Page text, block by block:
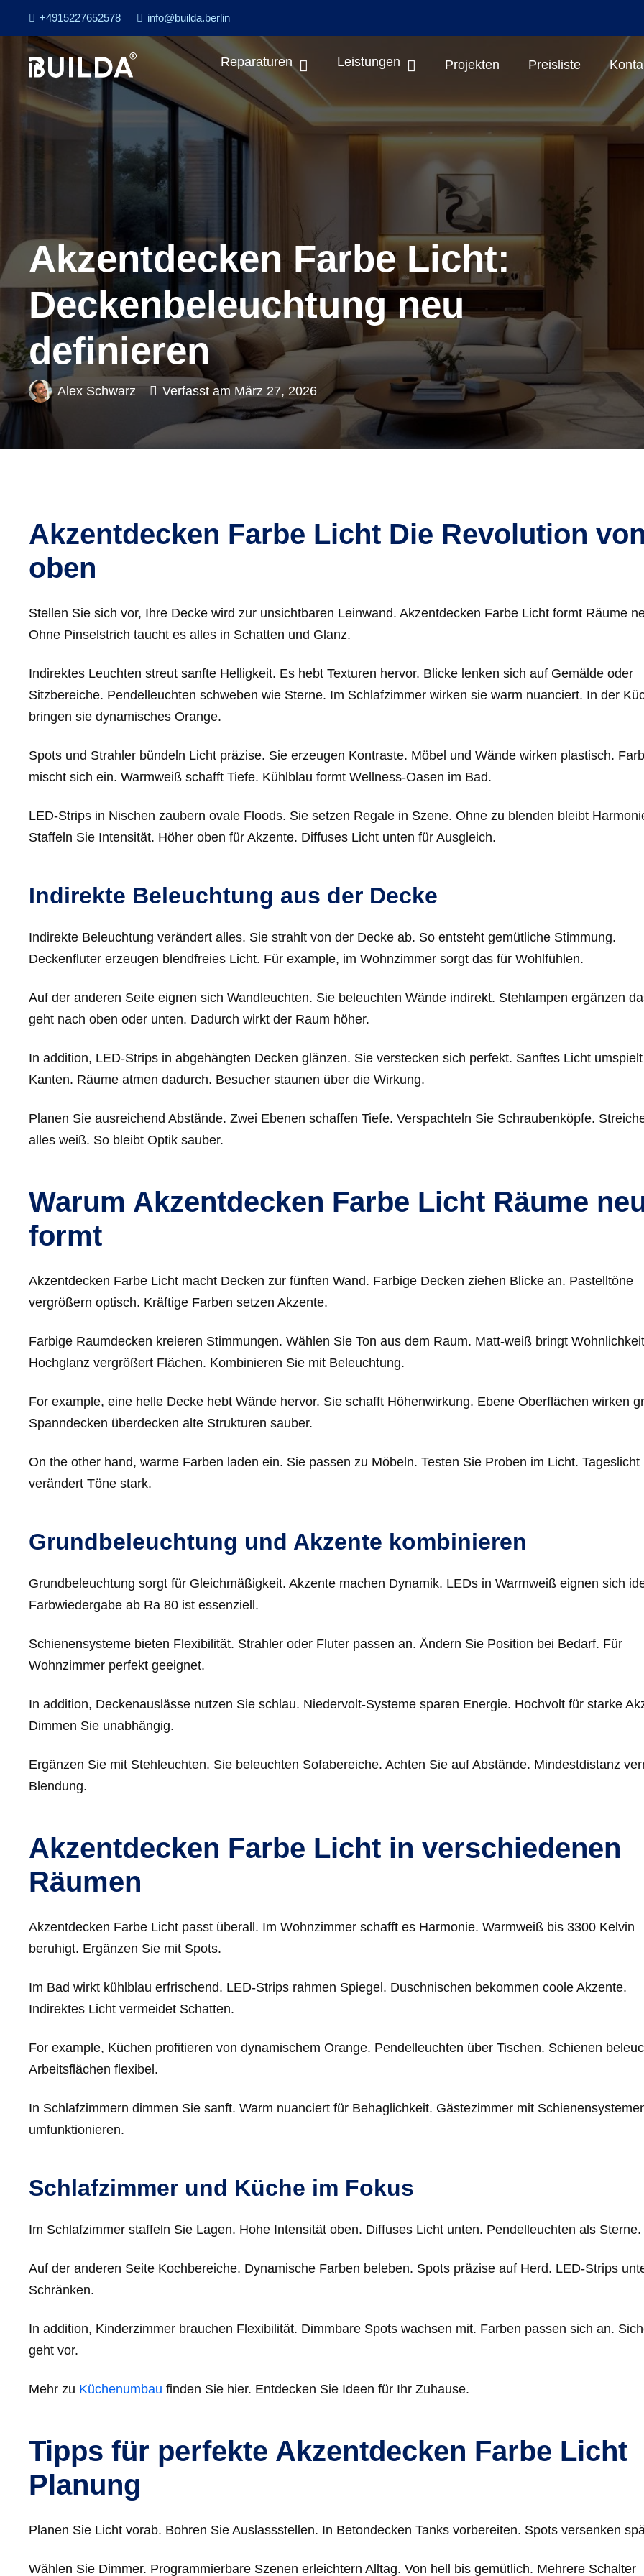
+4915227652578 info@builda.berlin
Reparaturen Leistungen Projekten Preisliste
Akzentdecken Farbe Licht:
Deckenbeleuchtung neu
definieren
Alex Schwarz Verfasst am März 27, 2026
Akzentdecken Farbe Licht Die Revolution von
oben
Stellen Sie sich vor, Ihre Decke wird zur unsichtbaren Leinwand. Akzentdecken Farbe Licht formt Räume
Ohne Pinselstrich taucht es alles in Schatten und Glanz.
Indirektes Leuchten streut sanfte Helligkeit. Es hebt Texturen hervor. Blicke lenken sich auf Gemälde oder
Sitzbereiche. Pendelleuchten schweben wie Sterne. Im Schlafzimmer wirken sie warm nuanciert. In der
bringen sie dynamisches Orange.
Spots und Strahler bündeln Licht präzise. Sie erzeugen Kontraste. Möbel und Wände wirken plastisch.
mischt sich ein. Warmweiß schafft Tiefe. Kühlblau formt Wellness-Oasen im Bad.
LED-Strips in Nischen zaubern ovale Floods. Sie setzen Regale in Szene. Ohne zu blenden bleibt
Staffeln Sie Intensität. Höher oben für Akzente. Diffuses Licht unten für Ausgleich.
Indirekte Beleuchtung aus der Decke
Indirekte Beleuchtung verändert alles. Sie strahlt von der Decke ab. So entsteht gemütliche Stimmung.
Deckenfluter erzeugen blendfreies Licht. Für example, im Wohnzimmer sorgt das für Wohlfühlen.
Auf der anderen Seite eignen sich Wandleuchten. Sie beleuchten Wände indirekt. Stehlampen ergänzen
geht nach oben oder unten. Dadurch wirkt der Raum höher.
In addition, LED-Strips in abgehängten Decken glänzen. Sie verstecken sich perfekt. Sanftes Licht umspielt
Kanten. Räume atmen dadurch. Besucher staunen über die Wirkung.
Planen Sie ausreichend Abstände. Zwei Ebenen schaffen Tiefe. Verspachteln Sie Schraubenköpfe.
alles weiß. So bleibt Optik sauber.
Warum Akzentdecken Farbe Licht Räume
formt
Akzentdecken Farbe Licht macht Decken zur fünften Wand. Farbige Decken ziehen Blicke an. Pastelltöne
vergrößern optisch. Kräftige Farben setzen Akzente.
Farbige Raumdecken kreieren Stimmungen. Wählen Sie Ton aus dem Raum. Matt-weiß bringt
Hochglanz vergrößert Flächen. Kombinieren Sie mit Beleuchtung.
For example, eine helle Decke hebt Wände hervor. Sie schafft Höhenwirkung. Ebene Oberflächen wirken
Spanndecken überdecken alte Strukturen sauber.
On the other hand, warme Farben laden ein. Sie passen zu Möbeln. Testen Sie Proben im Licht. Tageslicht
verändert Töne stark.
Grundbeleuchtung und Akzente kombinieren
Grundbeleuchtung sorgt für Gleichmäßigkeit. Akzente machen Dynamik. LEDs in Warmweiß eignen sich
Farbwiedergabe ab Ra 80 ist essenziell.
Schienensysteme bieten Flexibilität. Strahler oder Fluter passen an. Ändern Sie Position bei Bedarf. Für
Wohnzimmer perfekt geeignet.
In addition, Deckenauslässe nutzen Sie schlau. Niedervolt-Systeme sparen Energie. Hochvolt für starke
Dimmen Sie unabhängig.
Ergänzen Sie mit Stehleuchten. Sie beleuchten Sofabereiche. Achten Sie auf Abstände. Mindestdistanz
Blendung.
Akzentdecken Farbe Licht in verschiedenen
Räumen
Akzentdecken Farbe Licht passt überall. Im Wohnzimmer schafft es Harmonie. Warmweiß bis 3300 Kelvin
beruhigt. Ergänzen Sie mit Spots.
Im Bad wirkt kühlblau erfrischend. LED-Strips rahmen Spiegel. Duschnischen bekommen coole Akzente.
Indirektes Licht vermeidet Schatten.
For example, Küchen profitieren von dynamischem Orange. Pendelleuchten über Tischen. Schienen
Arbeitsflächen flexibel.
In Schlafzimmern dimmen Sie sanft. Warm nuanciert für Behaglichkeit. Gästezimmer mit
umfunktionieren.
Schlafzimmer und Küche im Fokus
Im Schlafzimmer staffeln Sie Lagen. Hohe Intensität oben. Diffuses Licht unten. Pendelleuchten als Sterne.
Auf der anderen Seite Kochbereiche. Dynamische Farben beleben. Spots präzise auf Herd. LED-Strips
Schränken.
In addition, Kinderzimmer brauchen Flexibilität. Dimmbare Spots wachsen mit. Farben passen sich an.
geht vor.
Mehr zu Küchenumbau finden Sie hier. Entdecken Sie Ideen für Ihr Zuhause.
Tipps für perfekte Akzentdecken Farbe Licht
Planung
Planen Sie Licht vorab. Bohren Sie Auslassstellen. In Betondecken Tanks vorbereiten. Spots versenken
Wählen Sie Dimmer. Programmierbare Szenen erleichtern Alltag. Von hell bis gemütlich. Mehrere Schalter